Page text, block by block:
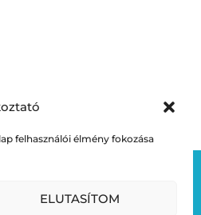
felhasználói élmény fokozása
ELUTASÍTOM